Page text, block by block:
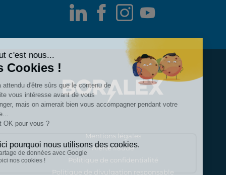
LinkedIn
Facebook
Instagram
Mentions légales
Alerte fraude
Politique de confidentialité
Politique de divulgation responsable